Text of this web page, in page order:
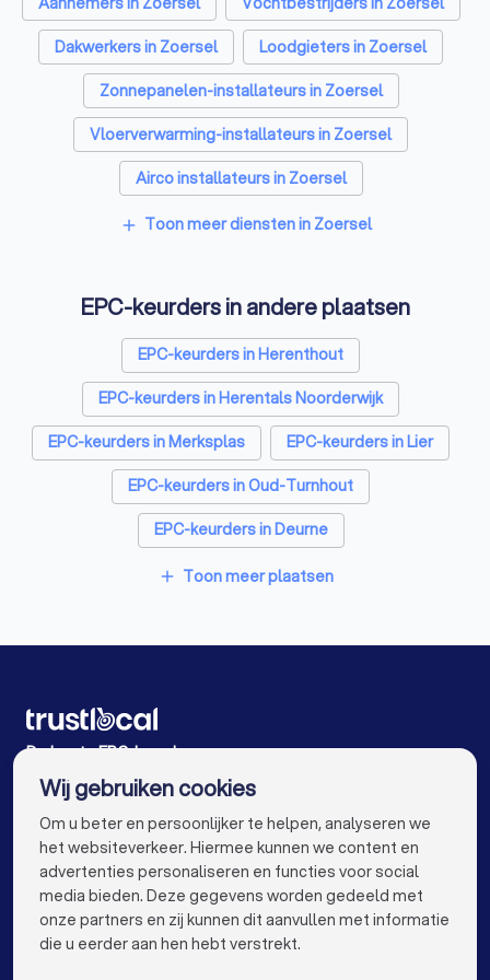
Dakwerkers in Zoersel
Loodgieters in Zoersel
Zonnepanelen-installateurs in Zoersel
Vloerverwarming-installateurs in Zoersel
Airco installateurs in Zoersel
Ramen en deuren specialisten in Zoersel
Zonwering specialisten in Zoersel
Schrijnwerkers in Zoersel
Warmtepomp installateurs in Zoersel
Badkamer installateurs in Zoersel
Glashandels in Zoersel
Klusjesmannen in Zoersel
add Toon meer diensten in Zoersel
EPC-keurders in andere plaatsen
EPC-keurders in Herenthout
EPC-keurders in Herentals Noorderwijk
EPC-keurders in Merksplas
EPC-keurders in Lier
EPC-keurders in Oud-Turnhout
EPC-keurders in Deurne
EPC-keurders in Antwerpen Merksem
EPC-keurders in Gent
EPC-keurders in Leuven
EPC-keurders in Aalst
EPC-keurders in Mechelen
EPC-keurders in Hasselt
EPC-keurders in Sint-Niklaas
EPC-keurders in Genk
EPC-keurders in Roeselare
add Toon meer plaatsen
De beste EPC-keurders voor u
VOOR PARTICULIEREN keyboard_arrow_down
Wij gebruiken cookies
Om u beter en persoonlijker te helpen, analyseren we
het websiteverkeer. Hiermee kunnen we content en
advertenties personaliseren en functies voor social
media bieden. Deze gegevens worden gedeeld met
onze partners en zij kunnen dit aanvullen met informatie
die u eerder aan hen hebt verstrekt.